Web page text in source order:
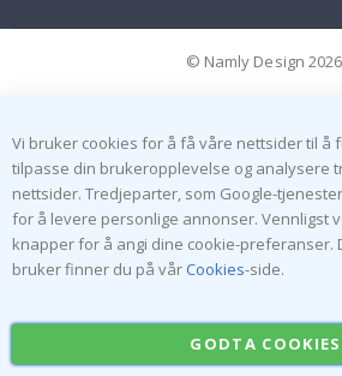
© Namly Design 2026
Vi bruker cookies for å få våre nettsider til å
tilpasse din brukeropplevelse og analysere
nettsider. Tredjeparter, som Google-
for å levere personlige annonser. Vennligst
knapper for å angi dine cookie-preferanser.
bruker finner du på vår Cookies-side.
GODTA COOKIES